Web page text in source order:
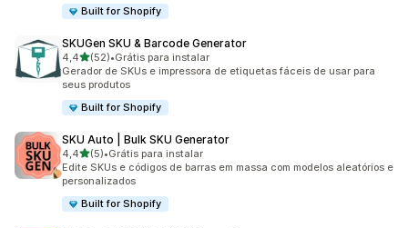
Built for Shopify
SKUGen SKU & Barcode Generator
4,4de 5 estrelas
(52)
52 avaliações ao todo
•Grátis para instalar
Gerador de SKUs e impressora de etiquetas fáceis de usar para
seus produtos
Built for Shopify
SKU Auto | Bulk SKU Generator
4,4de 5 estrelas
(5)
5 avaliações ao todo
•Grátis para instalar
Edite SKUs e códigos de barras em massa com modelos aleatórios e
personalizados
Built for Shopify